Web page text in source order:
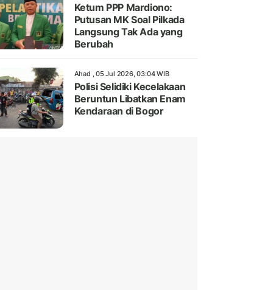
Ketum PPP Mardiono:
Putusan MK Soal Pilkada
Langsung Tak Ada yang
Berubah
Ahad , 05 Jul 2026, 03:04 WIB
Polisi Selidiki Kecelakaan
Beruntun Libatkan Enam
Kendaraan di Bogor